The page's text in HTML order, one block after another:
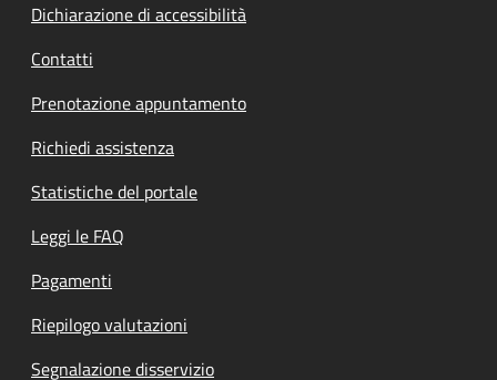
Dichiarazione di accessibilità
Contatti
Prenotazione appuntamento
Richiedi assistenza
Statistiche del portale
Leggi le FAQ
Pagamenti
Riepilogo valutazioni
Segnalazione disservizio